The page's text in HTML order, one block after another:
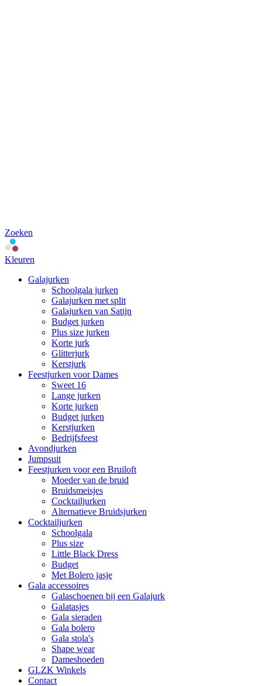
Zoeken
Kleuren
Galajurken
Schoolgala jurken
Galajurken met split
Galajurken van Satijn
Budget jurken
Plus size jurken
Korte jurk
Glitterjurk
Kerstjurk
Feestjurken voor Dames
Sweet 16
Lange jurken
Korte jurken
Budget jurken
Kerstjurken
Bedrijfsfeest
Avondjurken
Jumpsuit
Feestjurken voor een Bruiloft
Moeder van de bruid
Bruidsmeisjes
Cocktailjurken
Alternatieve Bruidsjurken
Cocktailjurken
Schoolgala
Plus size
Little Black Dress
Budget
Met Bolero jasje
Gala accessoires
Galaschoenen bij een Galajurk
Galatasjes
Gala sieraden
Gala bolero
Gala stola's
Shape wear
Dameshoeden
GLZK Winkels
Contact